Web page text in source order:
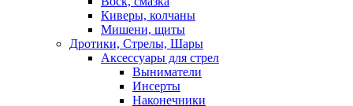
Киверы, колчаны
Мишени, щиты
Дротики, Стрелы, Шары
Аксессуары для стрел
Выниматели
Инсерты
Наконечники